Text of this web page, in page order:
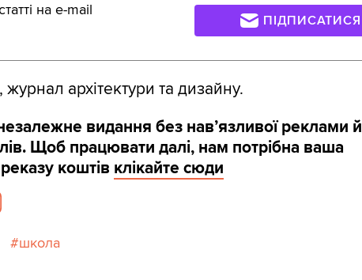
на e-mail
ПІДПИСАТИСЯ
, журнал архітектури та дизайну.
видання без навʼязливої реклами й
Щоб працювати далі, нам потрібна ваша
коштів клікайте сюди
школа